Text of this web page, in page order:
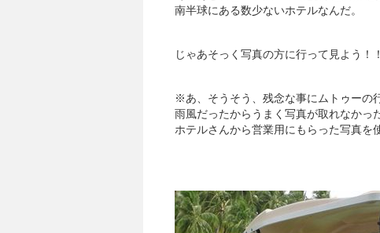
南半球にある数少ないホテルなんだ。
じゃあそっく写真の方に行って見よう！！
※あ、そうそう、残念な事にムトゥーの
雨風だったからうまく写真が取れなかっ
ホテルさんから営業用にもらった写真を